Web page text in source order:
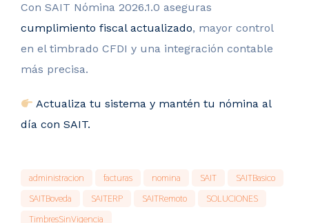
Con SAIT Nómina 2026.1.0 aseguras
cumplimiento fiscal actualizado, mayor control
en el timbrado CFDI y una integración contable
más precisa.
Actualiza tu sistema y mantén tu nómina al
día con SAIT.
administracion facturas nomina SAIT
SAITBasico
SAITBoveda
SAITERP SAITRemoto
SOLUCIONES
TimbresSinVigencia